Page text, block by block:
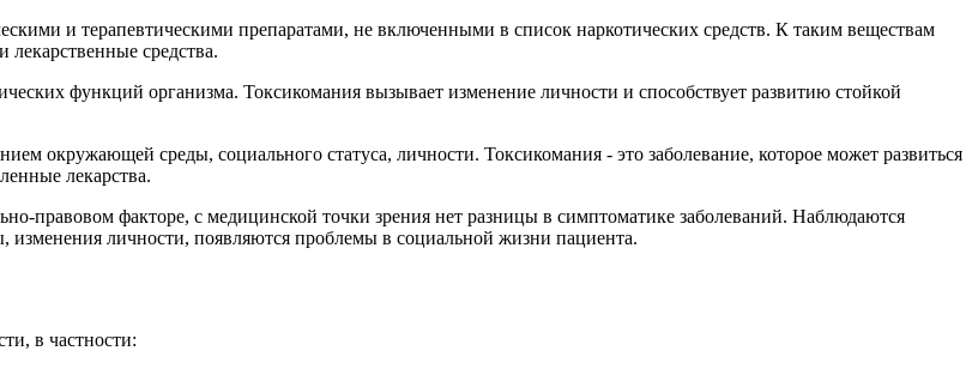
и терапевтическими препаратами, не включенными в список наркотических средств. К таким веществам
лекарственные средства.
функций организма. Токсикомания вызывает изменение личности и способствует развитию стойкой
окружающей среды, социального статуса, личности. Токсикомания - это заболевание, которое может развиться
лекарства.
правовом факторе, с медицинской точки зрения нет разницы в симптоматике заболеваний. Наблюдаются
изменения личности, появляются проблемы в социальной жизни пациента.
в частности: